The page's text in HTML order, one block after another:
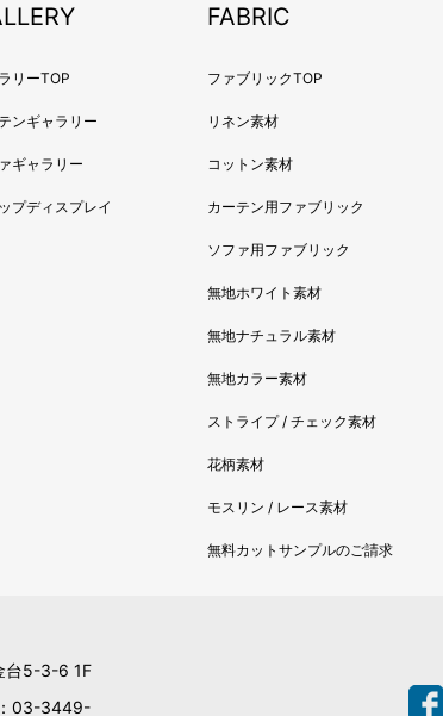
リーTOP
ンギャラリー
ギャラリー
プディスプレイ
FABRIC
ファブリックTOP
リネン素材
コットン素材
カーテン用ファブリック
ソファ用ファブリック
無地ホワイト素材
無地ナチュラル素材
無地カラー素材
ストライプ / チェック素材
花柄素材
モスリン / レース素材
無料カットサンプルのご請求
台5-3-6 1F
03-3449-